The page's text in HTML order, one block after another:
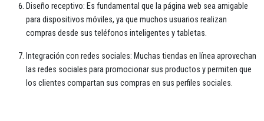
Diseño receptivo: Es fundamental que la página web sea amigable
para dispositivos móviles, ya que muchos usuarios realizan
compras desde sus teléfonos inteligentes y tabletas.
Integración con redes sociales: Muchas tiendas en línea aprovechan
las redes sociales para promocionar sus productos y permiten que
los clientes compartan sus compras en sus perfiles sociales.